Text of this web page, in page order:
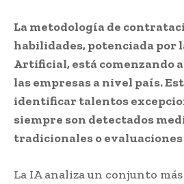
La metodología de
habilidades, potenciada por
Artificial, está comenzando
las empresas a nivel país.
identificar talentos
siempre son detectados
tradicionales o evaluaciones
La IA analiza un conjunto